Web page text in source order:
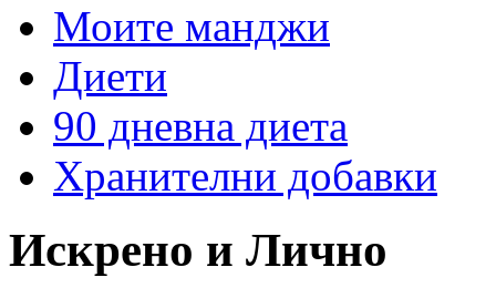
Моите манджи
Диети
90 дневна диета
Хранителни добавки
Искрено и Лично